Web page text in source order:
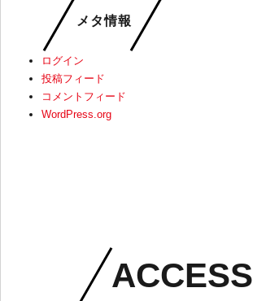
メタ情報
ログイン
投稿フィード
コメントフィード
WordPress.org
ACCESS